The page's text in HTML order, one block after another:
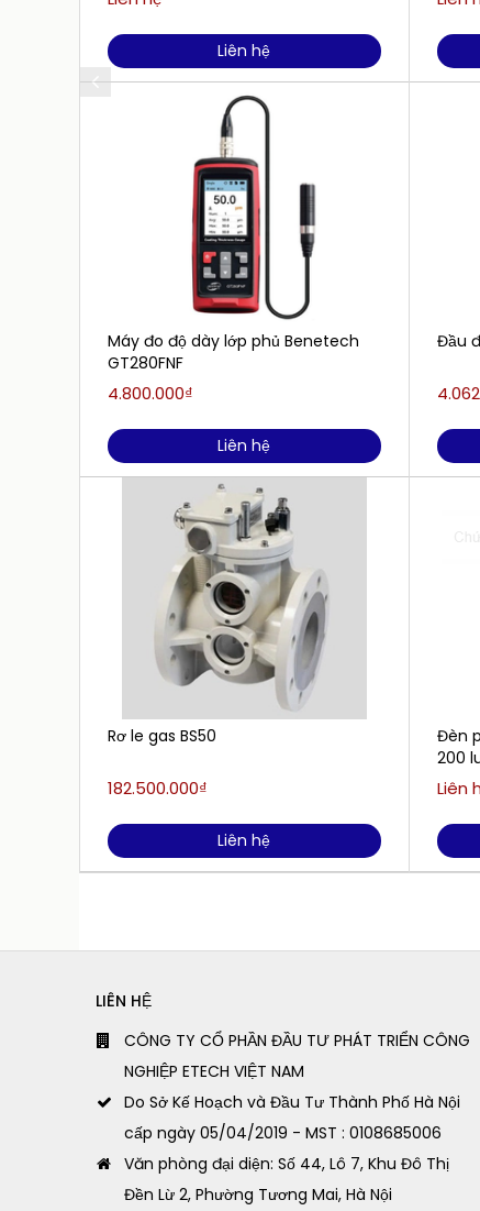
Liên hệ
Máy đo độ dày lớp phủ Benetech
GT280FNF
4.800.000₫
Liên hệ
Rơ le gas BS50
182.500.000₫
Liên hệ
Đầu
Đèn
200
Liên
LIÊN HỆ
CÔNG TY CỔ PHẦN ĐẦU TƯ PHÁT TRIỂN CÔNG
NGHIỆP ETECH VIỆT NAM
Do Sở Kế Hoạch và Đầu Tư Thành Phố Hà Nội
cấp ngày 05/04/2019 - MST : 0108685006
Văn phòng đại diện: Số 44, Lô 7, Khu Đô Thị
Đền Lừ 2, Phường Tương Mai, Hà Nội